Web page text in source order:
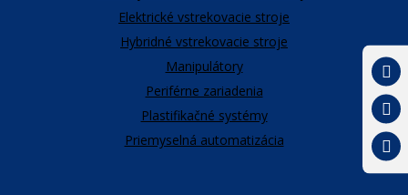
Elektrické vstrekovacie stroje
Hybridné vstrekovacie stroje
Manipulátory
Periférne zariadenia
Plastifikačné systémy
Priemyselná automatizácia